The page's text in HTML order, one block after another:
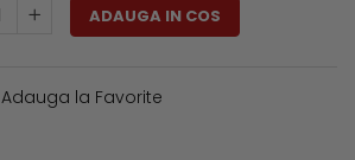
ADAUGA IN COS
Adauga la Favorite